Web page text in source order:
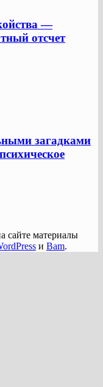
—
отсчет
загадками
сайте материалы
и Bam.